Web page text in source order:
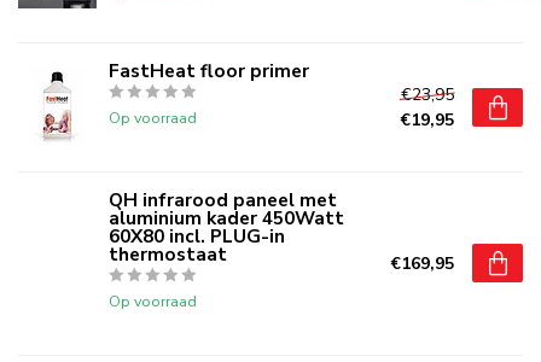
FastHeat floor primer
Op voorraad
€23,95
€19,95
QH infrarood paneel met
aluminium kader 450Watt
60X80 incl. PLUG-in
thermostaat
Op voorraad
€169,95